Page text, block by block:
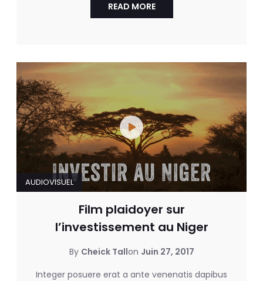
READ MORE
AUDIOVISUEL
Film plaidoyer sur
l’investissement au Niger
By Cheick Tallon Juin 27, 2017
Integer posuere erat a ante venenatis dapibus